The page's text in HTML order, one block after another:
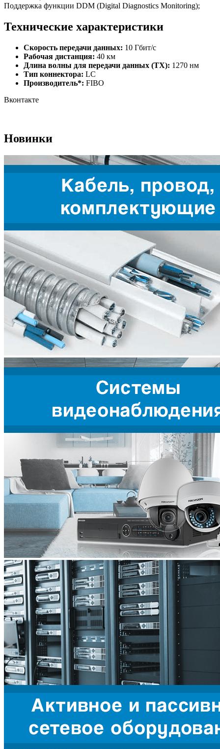
Поддержка функции DDM (Digital Diagnostics Monitoring);
Технические характеристики
Скорость передачи данных: 10 Гбит/с
Рабочая дистанция: 40 км
Длина волны для передачи данных (TX): 1270 нм
Тип коннектора: LC
Производитель*: FIBO
Вконтакте
Новинки